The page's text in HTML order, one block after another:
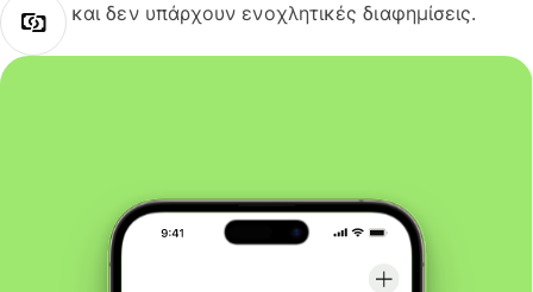
και δεν υπάρχουν ενοχλητικές διαφημίσεις.